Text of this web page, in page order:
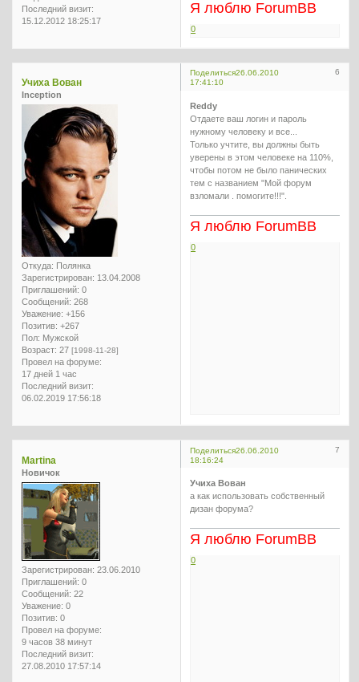
Последний визит:
15.12.2012 18:25:17
Я люблю ForumBB
0
Поделиться 6
26.06.2010
17:41:10
Учиха Вован
Inception
Откуда: Полянка
Зарегистрирован: 13.04.2008
Приглашений: 0
Сообщений: 268
Уважение: +156
Позитив: +267
Пол: Мужской
Возраст: 27 [1998-11-28]
Провел на форуме:
17 дней 1 час
Последний визит:
06.02.2019 17:56:18
Reddy
Отдаете ваш логин и пароль
нужному человеку и все...
Только учтите, вы должны быть
уверены в этом человеке на 110%,
чтобы потом не было панических
тем с названием "Мой форум
взломали . помогите!!!".
Я люблю ForumBB
0
Поделиться 7
26.06.2010
18:16:24
Martina
Новичок
Зарегистрирован: 23.06.2010
Приглашений: 0
Сообщений: 22
Уважение: 0
Позитив: 0
Провел на форуме:
9 часов 38 минут
Последний визит:
27.08.2010 17:57:14
Учиха Вован
а как использовать собственный
дизан форума?
Я люблю ForumBB
0